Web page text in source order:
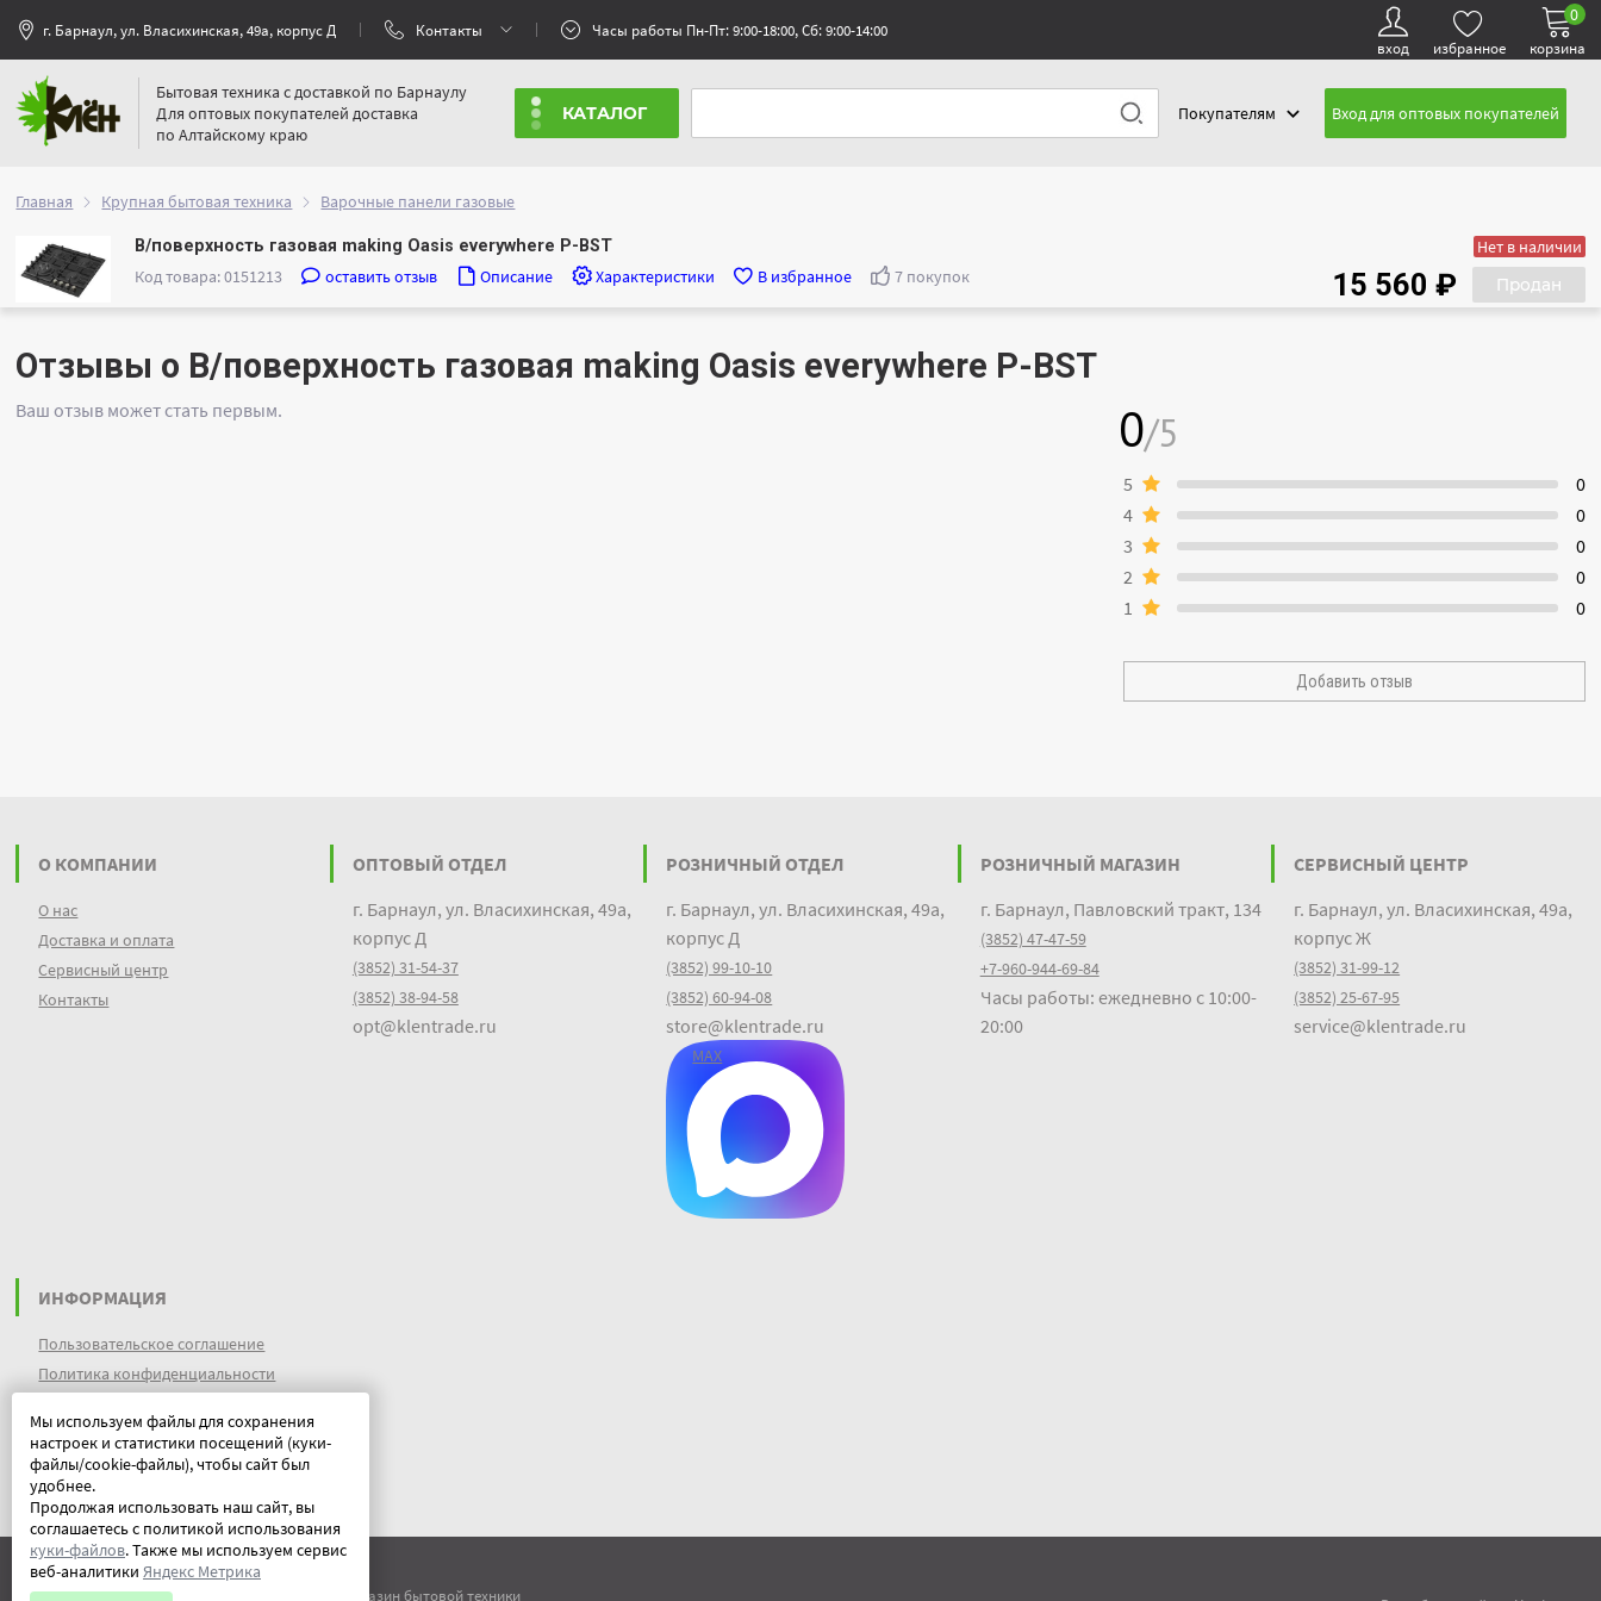
г. Барнаул, ул. Власихинская, 49а, корпус Д Контакты Часы работы Пн-Пт: 9:00-18:00, Сб: 9:00-14:00
вход избранное корзина
0
Бытовая техника с доставкой по Барнаулу
Для оптовых покупателей доставка
по Алтайскому краю
КАТАЛОГ Покупателям Вход для оптовых покупателей
Главная Крупная бытовая техника Варочные панели газовые
В/поверхность газовая making Oasis everywhere P-BST
Код товара: 0151213 оставить отзыв Описание Характеристики В избранное 7 покупок
Нет в наличии
15 560 ₽ Продан
Отзывы о В/поверхность газовая making Oasis everywhere P-BST
Ваш отзыв может стать первым. 0/5
5
0
4
0
3
0
2
0
1
0
Добавить отзыв
Мы используем файлы для сохранения
настроек и статистики посещений (куки-
файлы/cookie-файлы), чтобы сайт был
удобнее.
Продолжая использовать наш сайт, вы
соглашаетесь с политикой использования
куки-файлов. Также мы используем сервис
веб-аналитики Яндекс Метрика
О КОМПАНИИ
О нас
Доставка и оплата
Сервисный центр
Контакты
ОПТОВЫЙ ОТДЕЛ
г. Барнаул, ул. Власихинская, 49а,
корпус Д
(3852) 31-54-37
(3852) 38-94-58
opt@klentrade.ru
РОЗНИЧНЫЙ ОТДЕЛ
г. Барнаул, ул. Власихинская, 49а,
корпус Д
(3852) 99-10-10
(3852) 60-94-08
store@klentrade.ru
MAX
РОЗНИЧНЫЙ МАГАЗИН
г. Барнаул, Павловский тракт, 134
(3852) 47-47-59
+7-960-944-69-84
Часы работы: ежедневно с 10:00-
20:00
СЕРВИСНЫЙ ЦЕНТР
г. Барнаул, ул. Власихинская, 49а,
корпус Ж
(3852) 31-99-12
(3852) 25-67-95
service@klentrade.ru
ИНФОРМАЦИЯ
Пользовательское соглашение
Политика конфиденциальности
куки (cookies)
Документы
© ООО "Китеж" 1995-2026 | Магазин бытовой техники